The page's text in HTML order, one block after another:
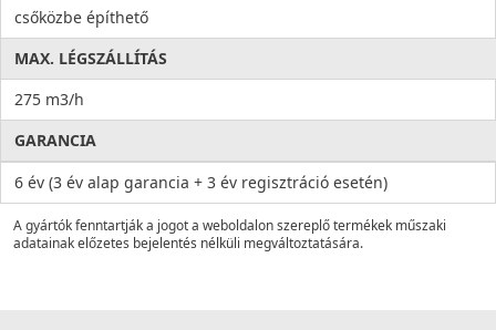
csőközbe építhető
MAX. LÉGSZÁLLÍTÁS
275 m3/h
GARANCIA
6 év (3 év alap garancia + 3 év regisztráció esetén)
A gyártók fenntartják a jogot a weboldalon szereplő termékek műszaki
adatainak előzetes bejelentés nélküli megváltoztatására.